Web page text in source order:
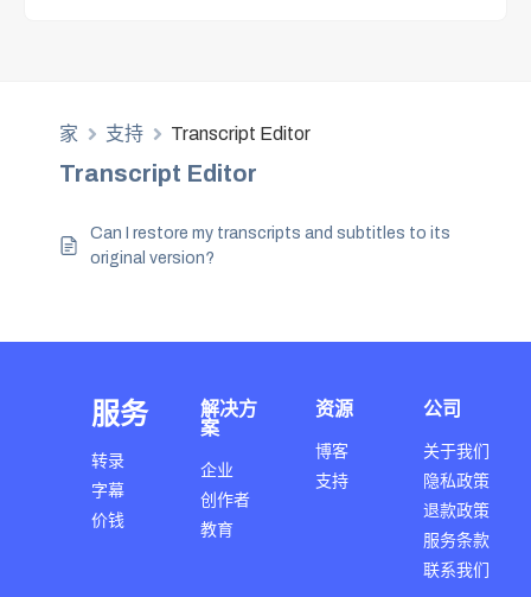
家 支持 Transcript Editor
Transcript Editor
Can I restore my transcripts and subtitles to its
original version?
服务
转录
字幕
价钱
解决方
案
企业
创作者
教育
资源
博客
支持
公司
关于我们
隐私政策
退款政策
服务条款
联系我们